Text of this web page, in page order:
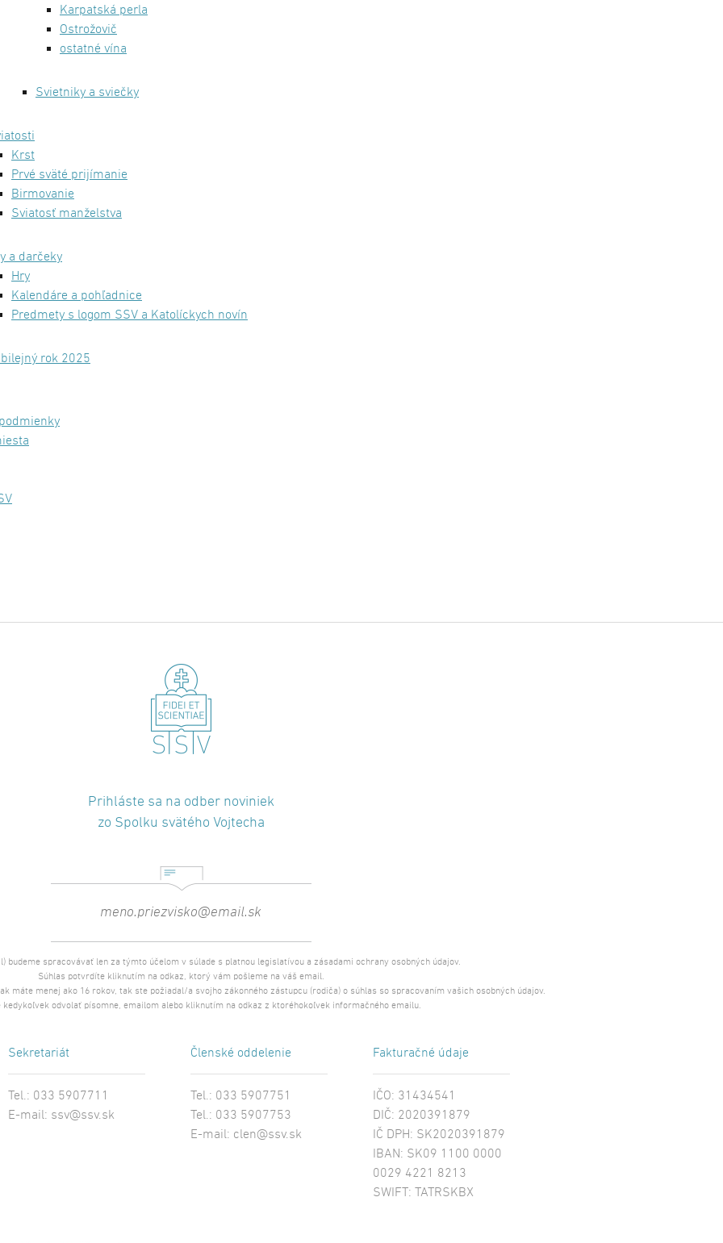
Karpatská perla
Ostrožovič
ostatné vína
Svietniky a sviečky
Krst
Prvé sväté prijímanie
Birmovanie
Sviatosť manželstva
a darčeky
Hry
Kalendáre a pohľadnice
Predmety s logom SSV a Katolíckych novín
rok 2025
Prihláste sa na odber noviniek
zo Spolku svätého Vojtecha
budeme spracovávať len za týmto účelom v súlade s platnou legislatívou a zásadami ochrany osobných údajov.
Súhlas potvrdíte kliknutím na odkaz, ktorý vám pošleme na váš email.
máte menej ako 16 rokov, tak ste požiadal/a svojho zákonného zástupcu (rodiča) o súhlas so spracovaním vašich osobných údajov.
kedykoľvek odvolať písomne, emailom alebo kliknutím na odkaz z ktoréhokoľvek informačného emailu.
Sekretariát
Tel.: 033 5907711
E-mail: ssv@ssv.sk
Členské oddelenie
Tel.: 033 5907751
Tel.: 033 5907753
E-mail: clen@ssv.sk
Fakturačné údaje
IČO: 31434541
DIČ: 2020391879
IČ DPH: SK2020391879
IBAN: SK09 1100 0000
0029 4221 8213
SWIFT: TATRSKBX